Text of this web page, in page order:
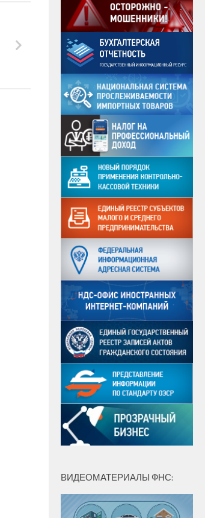
ВИДЕОМАТЕРИАЛЫ ФНС: